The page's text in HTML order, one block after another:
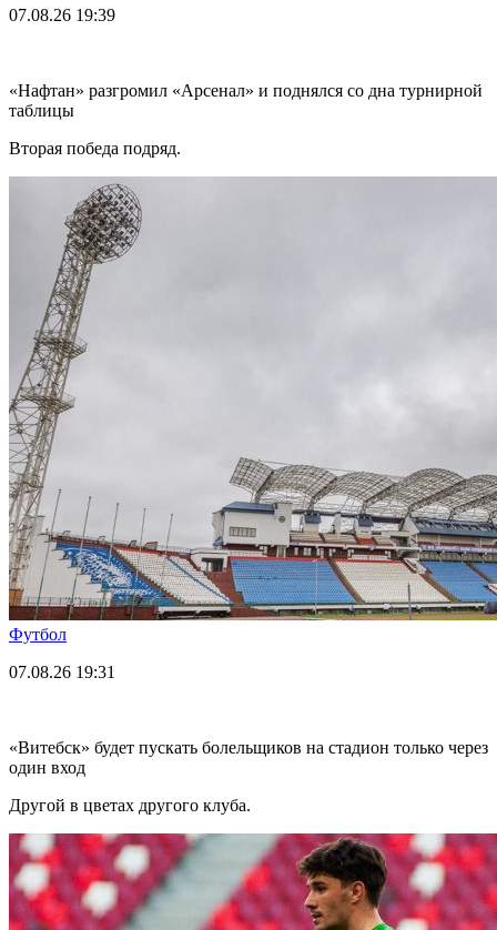
07.08.26 19:39
«Нафтан» разгромил «Арсенал» и поднялся со дна турнирной
таблицы
Вторая победа подряд.
Футбол
07.08.26 19:31
«Витебск» будет пускать болельщиков на стадион только через
один вход
Другой в цветах другого клуба.